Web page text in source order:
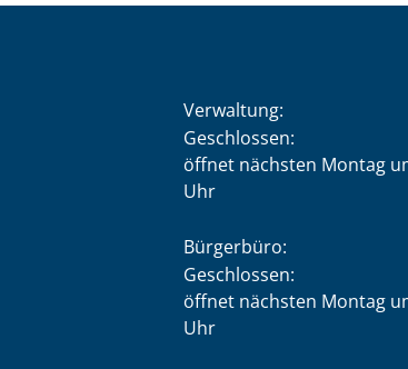
Verwaltung:
Klicken, um weitere
Geschlossen:
öffnet nächsten Montag
Uhr
Bürgerbüro:
Klicken, um weitere
Geschlossen:
öffnet nächsten Montag
Uhr